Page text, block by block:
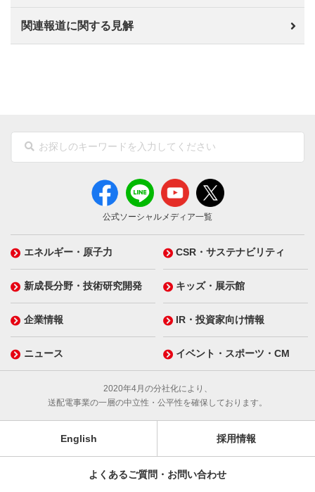
関連報道に関する見解
公式ソーシャルメディア一覧
エネルギー・原子力 CSR・サステナビリティ
新成長分野・技術研究開発 キッズ・展示館
企業情報 IR・投資家向け情報
ニュース イベント・スポーツ・CM
2020年4月の分社化により、
送配電事業の一層の中立性・公平性を確保しております。
English 採用情報
よくあるご質問・お問い合わせ